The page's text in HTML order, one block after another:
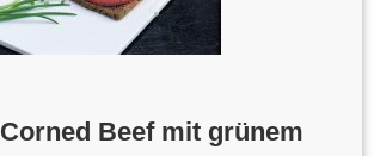
Beef mit grünem